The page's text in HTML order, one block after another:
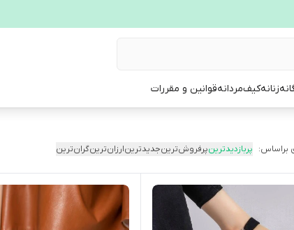
زنانهکیفمردانهقوانین و مقررات
براساس: پربازدیدترینپرفروش‌ترینجدیدترینارزان‌ترینگران‌ترین